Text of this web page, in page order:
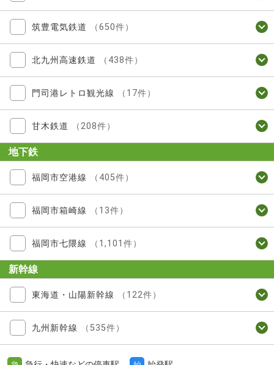
筑豊電気鉄道 （650件）
北九州高速鉄道 （438件）
門司港レトロ観光線 （17件）
甘木鉄道 （208件）
地下鉄
福岡市空港線 （405件）
福岡市箱崎線 （13件）
福岡市七隈線 （1,101件）
新幹線
東海道・山陽新幹線 （122件）
九州新幹線 （535件）